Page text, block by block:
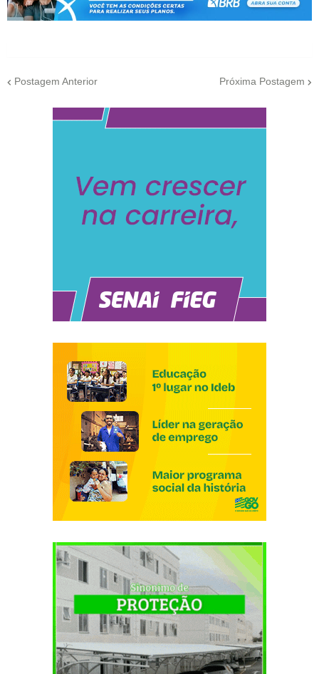
Postagem Anterior Próxima Postagem